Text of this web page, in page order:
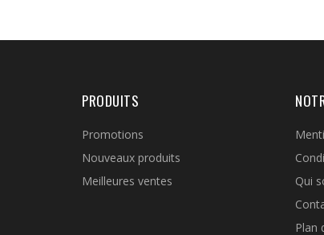
PRODUITS
Promotions
Nouveaux produits
Meilleures ventes
Qui
Plan